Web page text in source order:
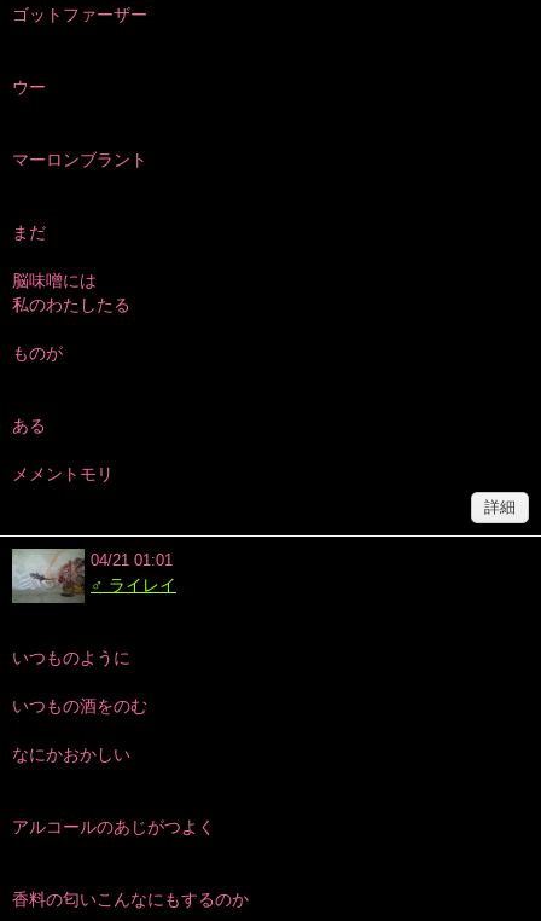
ゴットファーザー
ウー
マーロンブラント
まだ
脳味噌には
私のわたしたる
ものが
ある
メメントモリ
詳細
04/21 01:01
♂ ライレイ
いつものように
いつもの酒をのむ
なにかおかしい
アルコールのあじがつよく
香料の匂いこんなにもするのか